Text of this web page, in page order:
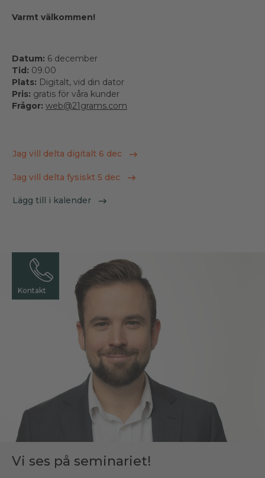
Varmt välkommen!
Datum: 6 december
Tid: 09.00
Plats: Digitalt, vid din dator
Pris: gratis för våra kunder
Frågor: web@21grams.com
Jag vill delta digitalt 6 dec
Jag vill delta fysiskt 5 dec
Lägg till i kalender
Kontakt
Vi ses på seminariet!
Kontakt
Vi ses på seminariet!
Kontakt
Vi ses på seminariet!
Kontakt
Vi ses på seminariet!
Kontakt
Vi ses på seminariet!